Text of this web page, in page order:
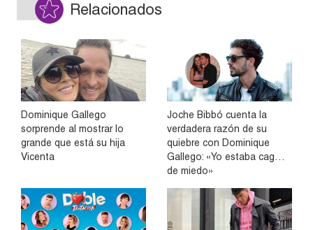
Relacionados
Dominique Gallego
sorprende al mostrar lo
grande que está su hija
Vicenta
Joche Bibbó cuenta la
verdadera razón de su
quiebre con Dominique
Gallego: «Yo estaba cag…
de miedo»